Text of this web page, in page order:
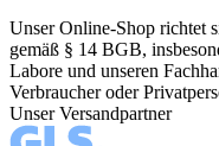
Unser Online-Shop richtet
gemäß § 14 BGB,
Labore und unseren
Verbraucher oder
Unser Versandpartner